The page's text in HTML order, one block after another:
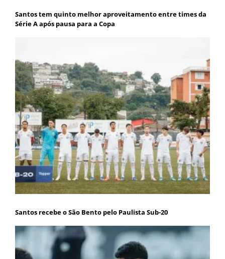
Santos tem quinto melhor aproveitamento entre times da
Série A após pausa para a Copa
Santos recebe o São Bento pelo Paulista Sub-20